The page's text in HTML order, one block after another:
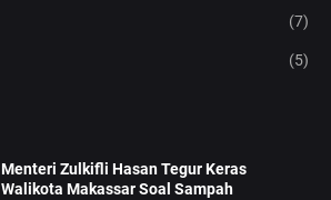
(7)
(5)
Menteri Zulkifli Hasan Tegur Keras
Walikota Makassar Soal Sampah